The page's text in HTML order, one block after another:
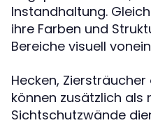
Instandhaltung.
ihre Farben und
Bereiche visuell
Hecken,
können zusätzlich als
Sichtschutzwände